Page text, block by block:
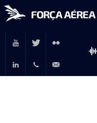
YoutubeTwitter Flickr